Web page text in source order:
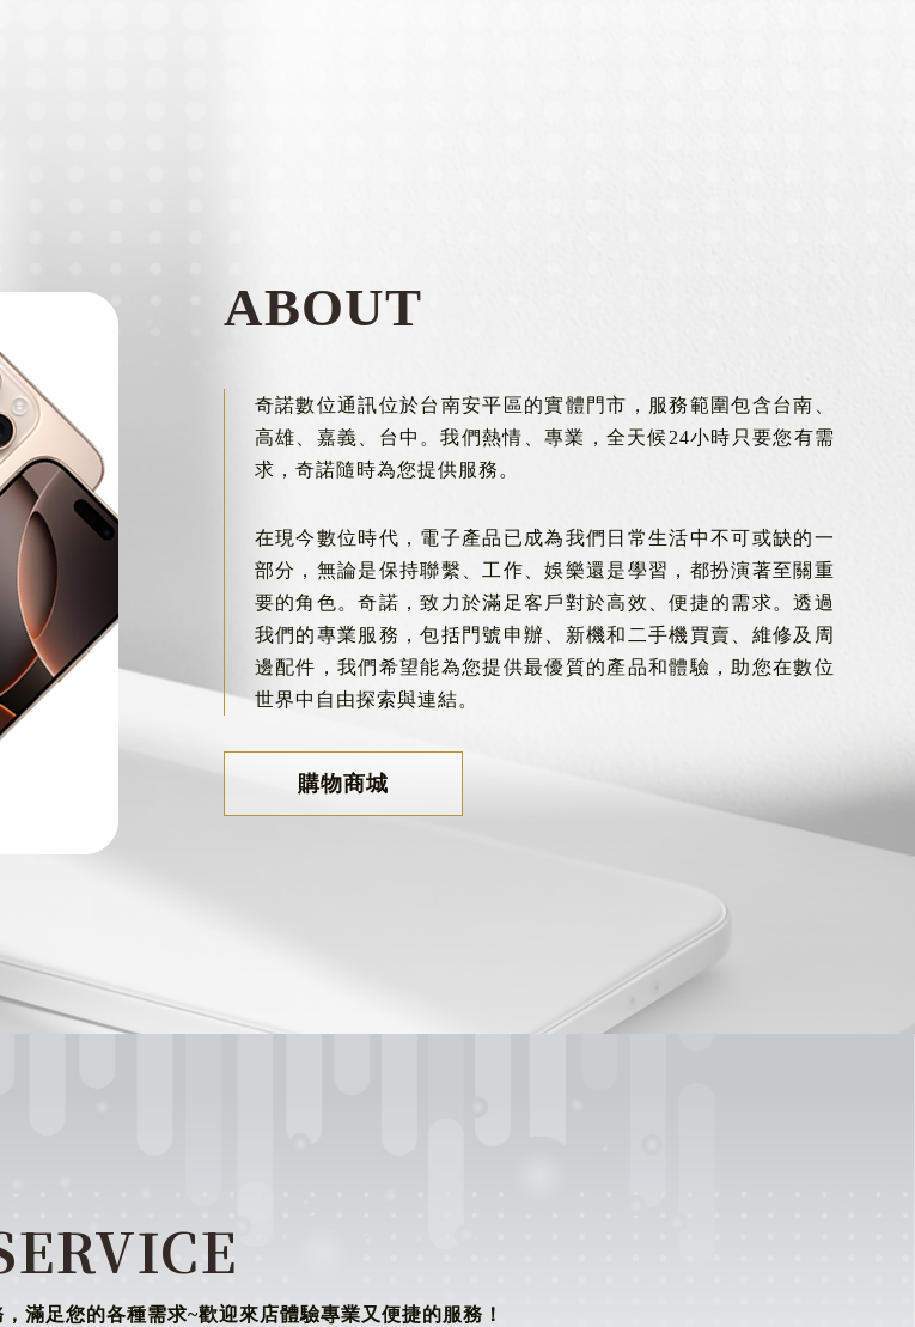
ABOUT
奇諾數位通訊位於台南安平區的實體門市，服務範圍包含台南、
高雄、嘉義、台中。我們熱情、專業，全天候24小時只要您有需
求，奇諾隨時為您提供服務。
在現今數位時代，電子產品已成為我們日常生活中不可或缺的一
部分，無論是保持聯繫、工作、娛樂還是學習，都扮演著至關重
要的角色。奇諾，致力於滿足客戶對於高效、便捷的需求。透過
我們的專業服務，包括門號申辦、新機和二手機買賣、維修及周
邊配件，我們希望能為您提供最優質的產品和體驗，助您在數位
世界中自由探索與連結。
購物商城
滿足您的各種需求~歡迎來店體驗專業又便捷的服務！